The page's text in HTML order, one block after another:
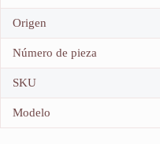
Origen
Número de pieza
SKU
Modelo